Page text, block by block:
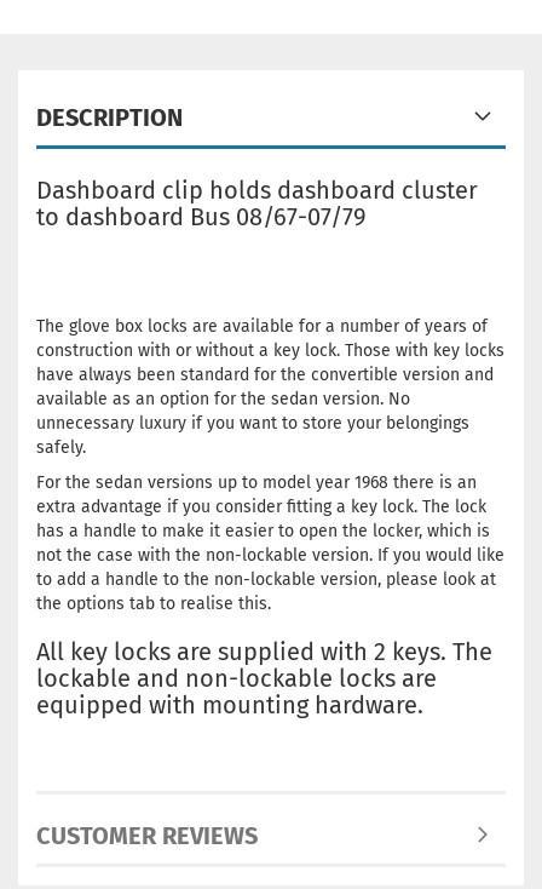
DESCRIPTION
Dashboard clip holds dashboard cluster
to dashboard Bus 08/67-07/79
The glove box locks are available for a number of years of
construction with or without a key lock. Those with key locks
have always been standard for the convertible version and
available as an option for the sedan version. No
unnecessary luxury if you want to store your belongings
safely.
For the sedan versions up to model year 1968 there is an
extra advantage if you consider fitting a key lock. The lock
has a handle to make it easier to open the locker, which is
not the case with the non-lockable version. If you would like
to add a handle to the non-lockable version, please look at
the options tab to realise this.
All key locks are supplied with 2 keys. The
lockable and non-lockable locks are
equipped with mounting hardware.
CUSTOMER REVIEWS